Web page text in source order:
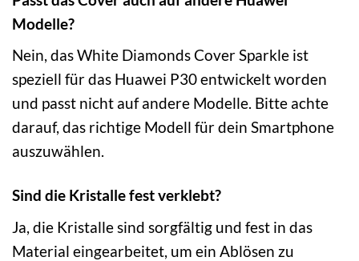
Modelle?
Nein, das White Diamonds Cover Sparkle ist
speziell für das Huawei P30 entwickelt worden
und passt nicht auf andere Modelle. Bitte achte
darauf, das richtige Modell für dein Smartphone
auszuwählen.
Sind die Kristalle fest verklebt?
Ja, die Kristalle sind sorgfältig und fest in das
Material eingearbeitet, um ein Ablösen zu